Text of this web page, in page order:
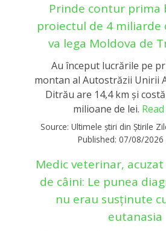
Prinde contur prima
proiectul de 4 miliarde
va lega Moldova de
Au început lucrările pe
montan al Autostrăzii Unirii
Ditrău are 14,4 km și
milioane de lei.
Source: Ultimele știri din Știrile
Published: 07/08/2026
Medic veterinar, acuzat
de câini: Le punea
nu erau susținute
eutanasia